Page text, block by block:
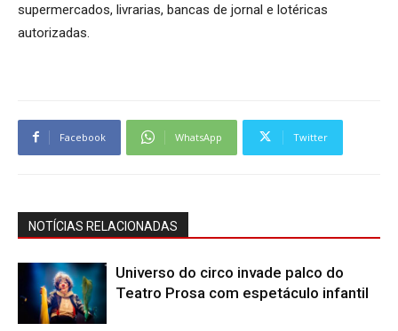
supermercados, livrarias, bancas de jornal e lotéricas
autorizadas.
Facebook WhatsApp Twitter
NOTÍCIAS RELACIONADAS
Universo do circo invade palco do
Teatro Prosa com espetáculo infantil